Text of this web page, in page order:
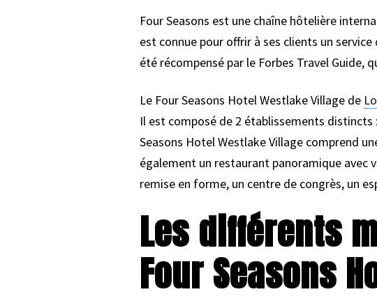
Four Seasons est une chaîne hôtelière
est connue pour offrir à ses clients un
été récompensé par le Forbes Travel
Le Four Seasons Hotel Westlake Village de
Il est composé de 2 établissements distincts
Seasons Hotel Westlake Village comprend
également un restaurant panoramique avec
remise en forme, un centre de congrès, un
Les différents
Four Seasons